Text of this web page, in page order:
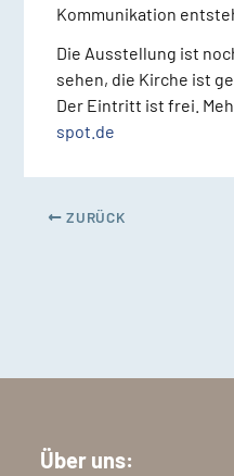
Kommunikation
Die Ausstellung ist
sehen, die Kirche ist
Der Eintritt ist frei.
spot.de
ZURÜCK
Über uns: